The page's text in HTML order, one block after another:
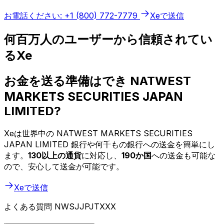
お電話ください: +1 (800) 772-7779 Xeで送信
何百万人のユーザーから信頼されてい
るXe
お金を送る準備はでき NATWEST
MARKETS SECURITIES JAPAN
LIMITED?
Xeは世界中の NATWEST MARKETS SECURITIES
JAPAN LIMITED 銀行や何千もの銀行への送金を簡単にし
ます。 130以上の通貨に対応し、 190か国への送金も可能な
ので、安心して送金が可能です。
Xeで送信
よくある質問 NWSJJPJTXXX